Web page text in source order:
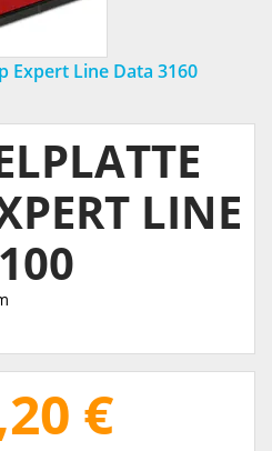
Expert Line Data 3160
LINE
€